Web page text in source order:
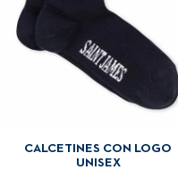
CALCETINES CON LOGO
UNISEX